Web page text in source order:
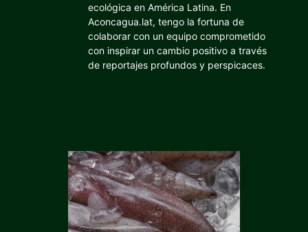
ecológica en América Latina. En
Aconcagua.lat, tengo la fortuna de
colaborar con un equipo comprometido
con inspirar un cambio positivo a través
de reportajes profundos y perspicaces.